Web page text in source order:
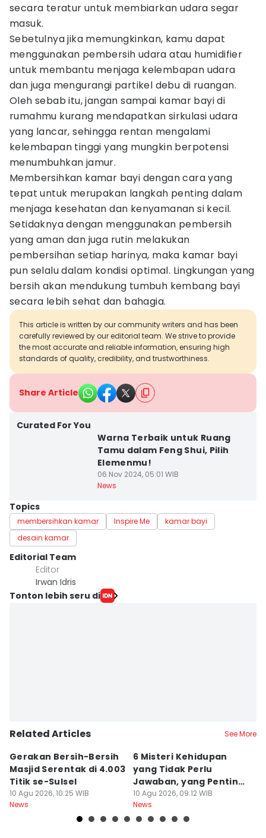
secara teratur untuk membiarkan udara segar
masuk.
Sebetulnya jika memungkinkan, kamu dapat
menggunakan pembersih udara atau humidifier
untuk membantu menjaga kelembapan udara
dan juga mengurangi partikel debu di ruangan.
Oleh sebab itu, jangan sampai kamar bayi di
rumahmu kurang mendapatkan sirkulasi udara
yang lancar, sehingga rentan mengalami
kelembapan tinggi yang mungkin berpotensi
menumbuhkan jamur.
Membersihkan kamar bayi dengan cara yang
tepat untuk merupakan langkah penting dalam
menjaga kesehatan dan kenyamanan si kecil.
Setidaknya dengan menggunakan pembersih
yang aman dan juga rutin melakukan
pembersihan setiap harinya, maka kamar bayi
pun selalu dalam kondisi optimal. Lingkungan yang
bersih akan mendukung tumbuh kembang bayi
secara lebih sehat dan bahagia.
This article is written by our community writers and has been
carefully reviewed by our editorial team. We strive to provide
the most accurate and reliable information, ensuring high
standards of quality, credibility, and trustworthiness.
Share Article
Curated For You
Warna Terbaik untuk Ruang
Tamu dalam Feng Shui, Pilih
Elemenmu!
06 Nov 2024, 05:01 WIB
News
Topics
membersihkan kamar Inspire Me
kamar bayi
desain kamar
Editorial Team
Editor
Irwan Idris
Tonton lebih seru di
Related Articles See More
Gerakan Bersih-Bersih
Masjid Serentak di 4.003
Titik se-Sulsel
10 Agu 2026, 10:25 WIB
News
6 Misteri Kehidupan
yang Tidak Perlu
Jawaban, yang Penting
Maknanya
10 Agu 2026, 09:12 WIB
News